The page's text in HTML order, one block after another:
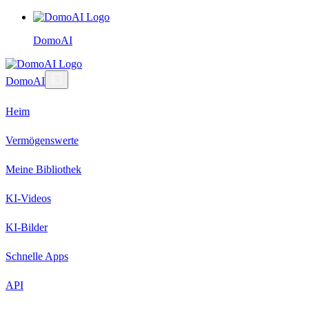
DomoAI
DomoAI
Heim
Vermögenswerte
Meine Bibliothek
KI-Videos
KI-Bilder
Schnelle Apps
API